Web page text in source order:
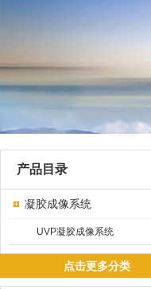
产品目录
凝胶成像系统
UVP凝胶成像系统
点击更多分类